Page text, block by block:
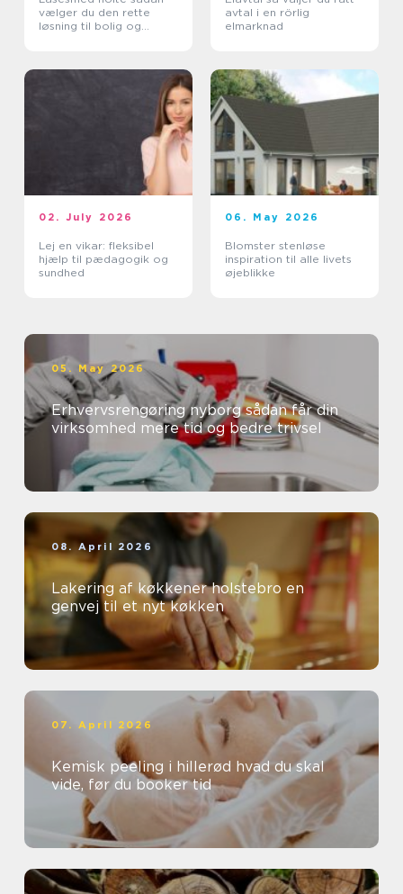
vælger du den rette
løsning til bolig og
avtal i en rörlig
elmarknad
02. July 2026
Lej en vikar: fleksibel
hjælp til pædagogik og
sundhed
06. May 2026
Blomster stenløse
inspiration til alle livets
øjeblikke
05. May 2026
Erhvervsrengøring nyborg sådan får din
virksomhed mere tid og bedre trivsel
08. April 2026
Lakering af køkkener holstebro en
genvej til et nyt køkken
07. April 2026
Kemisk peeling i hillerød hvad du skal
vide, før du booker tid